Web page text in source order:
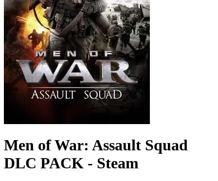
Men of War: Assault Squad
DLC PACK - Steam